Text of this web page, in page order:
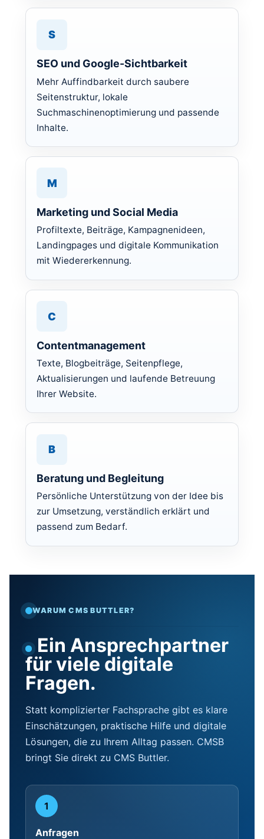
S
SEO und Google-Sichtbarkeit
Mehr Auffindbarkeit durch saubere
Seitenstruktur, lokale
Suchmaschinenoptimierung und passende
Inhalte.
M
Marketing und Social Media
Profiltexte, Beiträge, Kampagnenideen,
Landingpages und digitale Kommunikation
mit Wiedererkennung.
C
Contentmanagement
Texte, Blogbeiträge, Seitenpflege,
Aktualisierungen und laufende Betreuung
Ihrer Website.
B
Beratung und Begleitung
Persönliche Unterstützung von der Idee bis
zur Umsetzung, verständlich erklärt und
passend zum Bedarf.
WARUM CMS BUTTLER?
Ein Ansprechpartner
für viele digitale
Fragen.
Statt komplizierter Fachsprache gibt es klare
Einschätzungen, praktische Hilfe und digitale
Lösungen, die zu Ihrem Alltag passen. CMSB
bringt Sie direkt zu CMS Buttler.
1
Anfragen